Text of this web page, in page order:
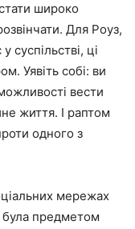
широко
Для Роуз,
суспільстві, ці
Уявіть собі: ви
вести
життя. І раптом
одного з
мережах
була предметом